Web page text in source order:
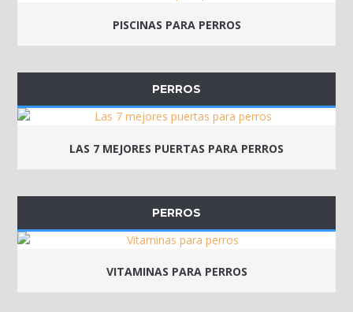
PISCINAS PARA PERROS
PERROS
LAS 7 MEJORES PUERTAS PARA PERROS
PERROS
VITAMINAS PARA PERROS